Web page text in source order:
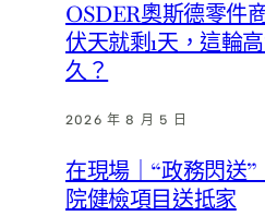
OSDER奧斯德零件
伏天就剩1天，這輪
久？
2026 年 8 月 5 日
在現場｜“政務閃送
院健檢項目送抵家